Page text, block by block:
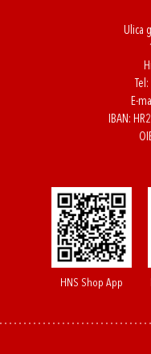
Ulica
Tel:
E-
IBAN:
HNS Shop App